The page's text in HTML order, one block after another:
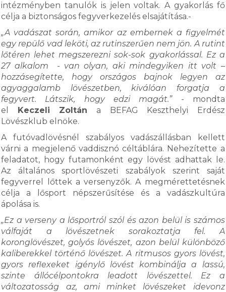
intézményben tanulók is jelen voltak. A gyakorlás fő
célja a biztonságos fegyverkezelés elsajátítása.-
„A vadászat során, amikor az embernek a figyelmét
egy repülő vad leköti, az rutinszerűen nem jön. A rutint
lőtéren lehet megszerezni sok-sok gyakorlással. Ez a
27 alkalom - van olyan, aki mindegyiken itt volt –
hozzásegítette, hogy országos bajnok legyen az
agyaggalamb lövészetben, kiválóan forgatja a
fegyvert. Látszik, hogy edzi magát.”- mondta
el Keczeli Zoltán a BEFAG Keszthelyi Erdész
Lövészklub elnöke.
A futóvadlövésnél szabályos vadászállásban kellett
várni a megjelenő vaddisznó céltáblára. Nehezítette a
feladatot, hogy futamonként egy lövést adhattak le.
Az általános sportlövészeti szabályok szerint saját
fegyverrel lőttek a versenyzők. A megmérettetésnek
célja a lősport népszerűsítése és a vadászkultúra
ápolása is.
„Ez a verseny a lősportról szól és azon belül is számos
válfaját a lövészetnek sorakoztatja fel. A
koronglövészet, golyós lövészet, azon belül különböző
kaliberekkel történő lövészet. A ritmusos gyors lövést,
gyors reflexeket igénylő lövést kombinálja a lassú,
szinte állócélpontokra leadott lövészettel. Ez a
változatosság az, ami minket lövészeket idevonz